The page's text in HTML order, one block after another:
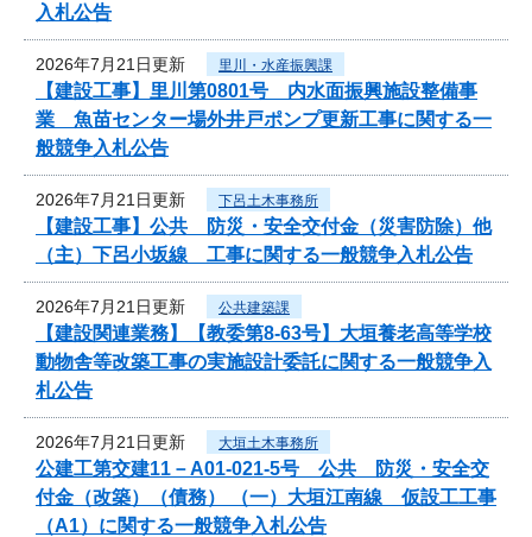
入札公告
2026年7月21日更新 里川・水産振興課
【建設工事】里川第0801号 内水面振興施設整備事
業 魚苗センター場外井戸ポンプ更新工事に関する一
般競争入札公告
2026年7月21日更新 下呂土木事務所
【建設工事】公共 防災・安全交付金（災害防除）他
（主）下呂小坂線 工事に関する一般競争入札公告
2026年7月21日更新 公共建築課
【建設関連業務】【教委第8-63号】大垣養老高等学校
動物舎等改築工事の実施設計委託に関する一般競争入
札公告
2026年7月21日更新 大垣土木事務所
公建工第交建11－A01-021-5号 公共 防災・安全交
付金（改築）（債務） （一）大垣江南線 仮設工工事
（A1）に関する一般競争入札公告